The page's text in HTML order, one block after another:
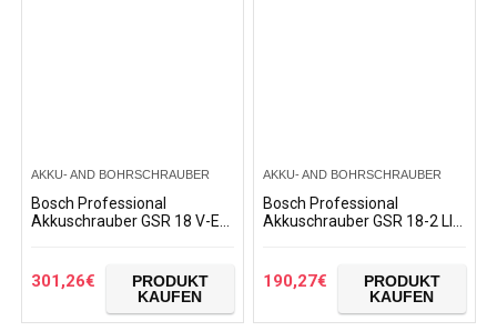
AKKU- AND BOHRSCHRAUBER
Bosch Professional
Akkuschrauber GSR 18 V-EC
in L-BOXX)+Bosch…
301,26€
PRODUKT
KAUFEN
AKKU- AND BOHRSCHRAUBER
Bosch Professional
Akkuschrauber GSR 18-2 LI
L-BOXX)+Bosch…
190,27€
PRODUKT
KAUFEN